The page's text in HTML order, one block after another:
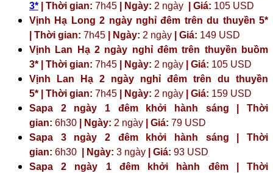
3* | Thời gian: 7h45 | Ngày: 2 ngày | Giá: 105 USD
Vịnh Hạ Long 2 ngày nghỉ đêm trên du thuyền 5*
| Thời gian: 7h45 | Ngày: 2 ngày | Giá: 149 USD
Vịnh Lan Hạ 2 ngày nghỉ đêm trên thuyền buồm
3* | Thời gian: 7h45 | Ngày: 2 ngày | Giá: 105 USD
Vịnh Lan Hạ 2 ngày nghỉ đêm trên du thuyền
5* | Thời gian: 7h45 | Ngày: 2 ngày | Giá: 159 USD
Sapa 2 ngày 1 đêm khởi hành sáng | Thời
gian: 6h30 | Ngày: 2 ngày | Giá: 79 USD
Sapa 3 ngày 2 đêm khởi hành sáng | Thời
gian: 6h30 | Ngày: 3 ngày | Giá: 93 USD
Sapa 2 ngày 1 đêm khởi hành đêm | Thời